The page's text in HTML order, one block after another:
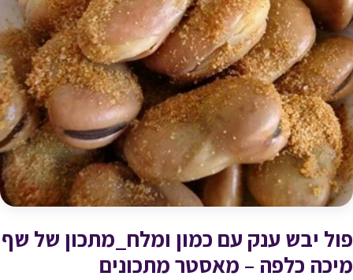
פול יבש ענק עם כמון ומלח_מתכון של שף
מיכה כלפה – מאסטר מתכונים